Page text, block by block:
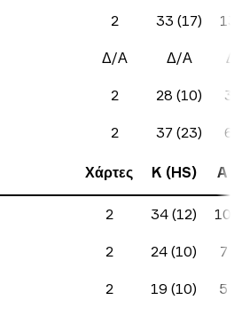
2 33 (17)
Δ/Α Δ/Α
2 28 (10)
2 37 (23)
Χάρτες K (HS) A
2 34 (12)
2 24 (10) 7
2 19 (10) 5